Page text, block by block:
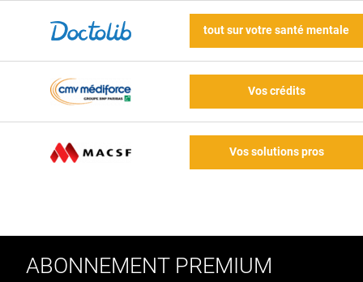
tout sur votre santé mentale
Vos crédits
Vos solutions pros
ABONNEMENT PREMIUM